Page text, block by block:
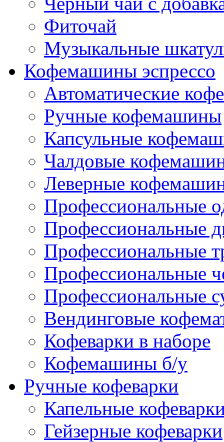
Фиточай
Музыкальные
Кофемашины эспрессо
Автоматические
Ручные кофемашины
Капсульные
Чалдовые
Леверные
Профессиональные
Профессиональные
Профессиональные
Профессиональные
Профессиональные
Вендинговые
Кофеварки в наборе
Кофемашины б/у
Ручные кофеварки
Капельные
Гейзерные кофеварки